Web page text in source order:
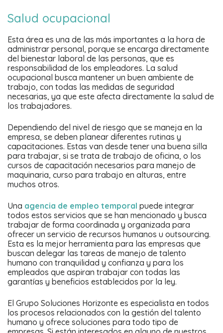
Salud ocupacional
Esta área es una de las más importantes a la hora de
administrar personal, porque se encarga directamente
del bienestar laboral de las personas, que es
responsabilidad de los empleadores. La salud
ocupacional busca mantener un buen ambiente de
trabajo, con todas las medidas de seguridad
necesarias, ya que este afecta directamente la salud de
los trabajadores.
Dependiendo del nivel de riesgo que se maneja en la
empresa, se deben planear diferentes rutinas y
capacitaciones. Estas van desde tener una buena silla
para trabajar, si se trata de trabajo de oficina, o los
cursos de capacitación necesarios para manejo de
maquinaria, curso para trabajo en alturas, entre
muchos otros.
Una agencia de empleo temporal puede integrar
todos estos servicios que se han mencionado y busca
trabajar de forma coordinada y organizada para
ofrecer un servicio de recursos humanos u outsourcing.
Esta es la mejor herramienta para las empresas que
buscan delegar las tareas de manejo de talento
humano con tranquilidad y confianza y para los
empleados que aspiran trabajar con todas las
garantías y beneficios establecidos por la ley.
El Grupo Soluciones Horizonte es especialista en todos
los procesos relacionados con la gestión del talento
humano y ofrece soluciones para todo tipo de